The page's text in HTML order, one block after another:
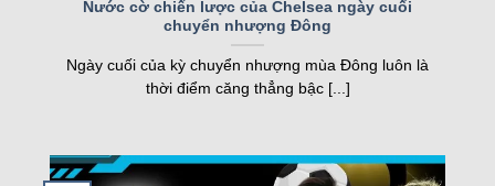
nghiệp, kqbd ngày càng khẳng định vị thế của
mình.
Các tính năng nổi bật của Kqbd – Kết
Nước cờ chiến lược của Chelsea ngày cuối
chuyển nhượng Đông
Ngày cuối của kỳ chuyển nhượng mùa Đông luôn là
thời điểm căng thẳng bậc [...]